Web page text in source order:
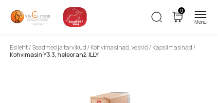
0
Esileht/ Seadmed ja tarvikud / Kohvimasinad, veskid / Kapslimasinad /
Kohvimasin Y3.3, heleoranž, ILLY